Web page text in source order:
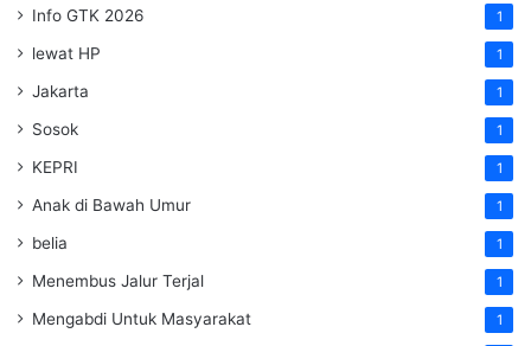
Info GTK 2026 1
lewat HP 1
Jakarta 1
Sosok 1
KEPRI 1
Anak di Bawah Umur 1
belia 1
Menembus Jalur Terjal 1
Mengabdi Untuk Masyarakat 1